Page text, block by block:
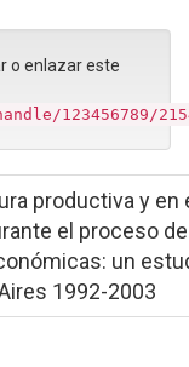
o enlazar este
123456789/
productiva y en
el proceso de
un
1992-2003